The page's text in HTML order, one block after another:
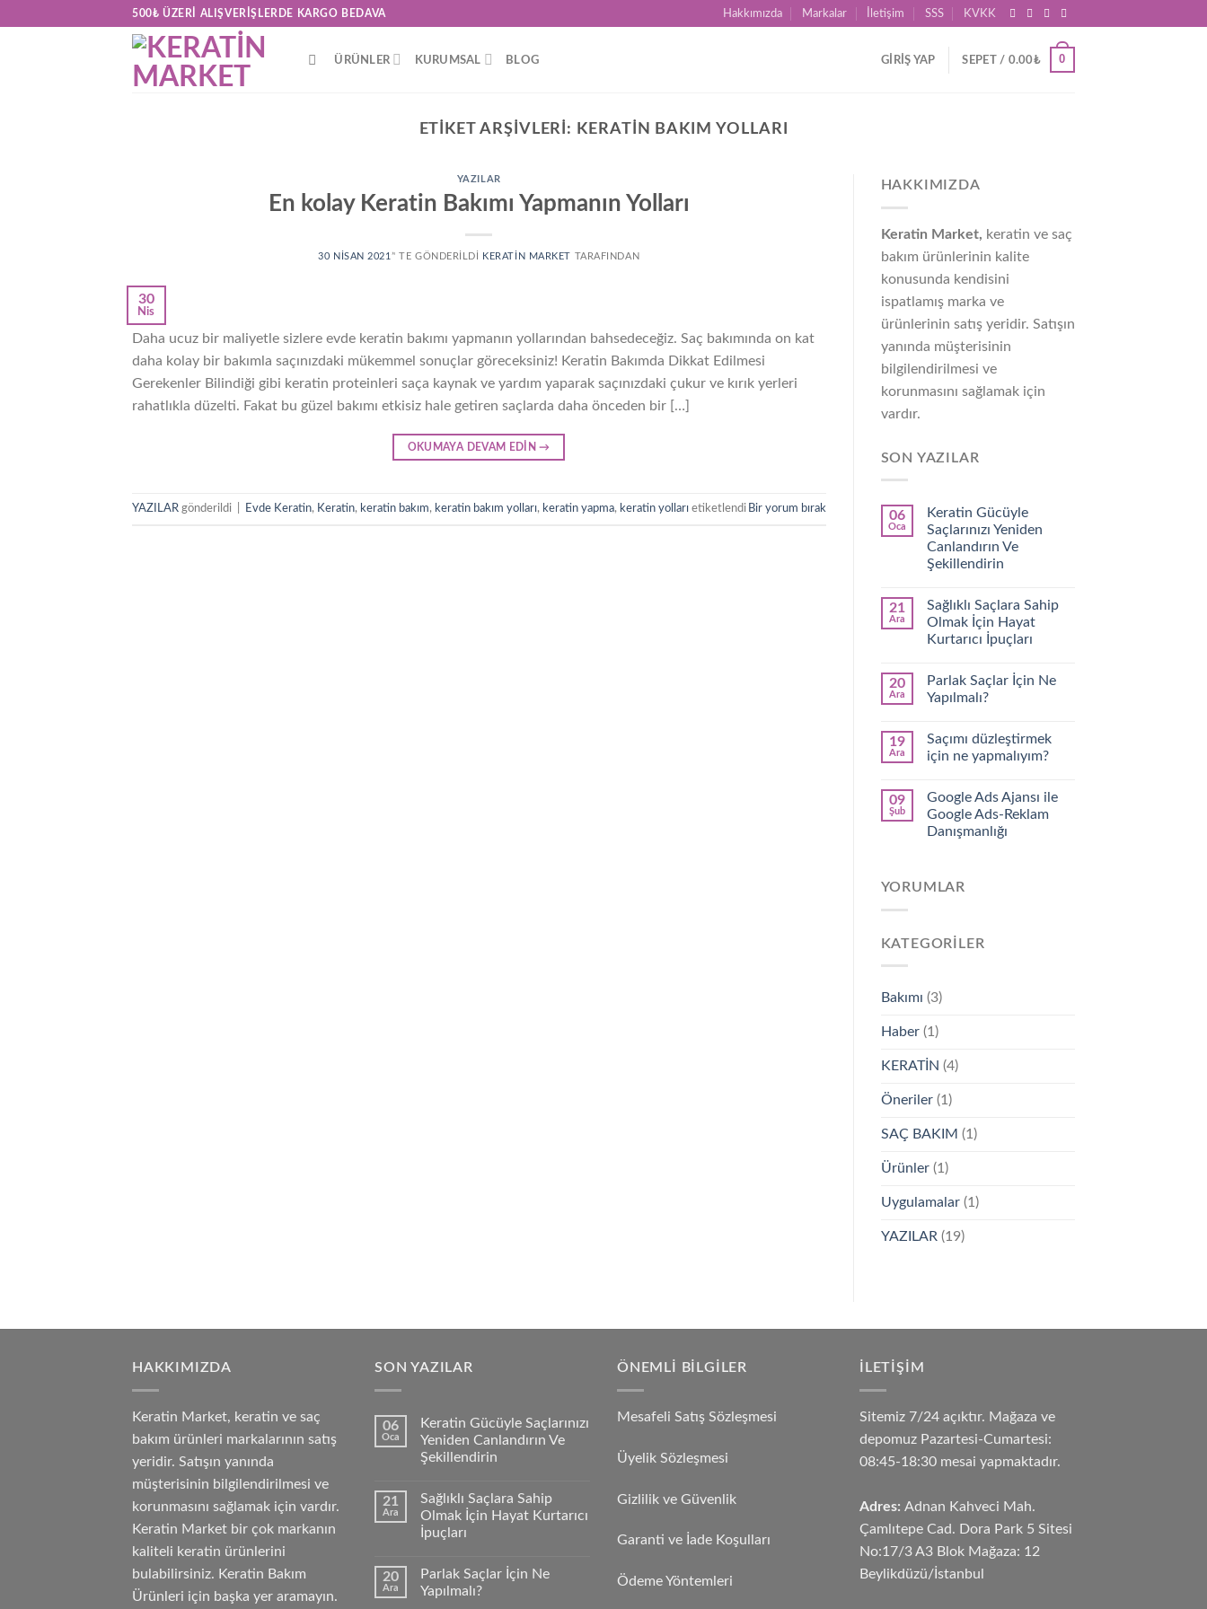
500₺ ÜZERI ALIŞVERIŞLERDE KARGO BEDAVA Hakkımızda Markalar İletişim SSS KVKK
ÜRÜNLER KURUMSAL BLOG GIRIŞ YAP SEPET / 0.00₺ 0
ETIKET ARŞIVLERI: KERATIN BAKIM YOLLARI
YAZILAR
En kolay Keratin Bakımı Yapmanın Yolları
30 NISAN 2021 ’' TE GÖNDERILDI KERATIN MARKET TARAFINDAN
30
Nis
Daha ucuz bir maliyetle sizlere evde keratin bakımı yapmanın yollarından bahsedeceğiz. Saç bakımında on kat
daha kolay bir bakımla saçınızdaki mükemmel sonuçlar göreceksiniz! Keratin Bakımda Dikkat Edilmesi
Gerekenler Bilindiği gibi keratin proteinleri saça kaynak ve yardım yaparak saçınızdaki çukur ve kırık yerleri
rahatlıkla düzelti. Fakat bu güzel bakımı etkisiz hale getiren saçlarda daha önceden bir […]
OKUMAYA DEVAM EDIN→
YAZILAR gönderildi Evde Keratin, Keratin, keratin bakım, keratin bakım yolları, keratin yapma, keratin yolları etiketlendi Bir yorum bırak
HAKKIMIZDA
Keratin Market, keratin ve saç
bakım ürünlerinin kalite
konusunda kendisini
ispatlamış marka ve
ürünlerinin satış yeridir. Satışın
yanında müşterisinin
bilgilendirilmesi ve
korunmasını sağlamak için
vardır.
SON YAZILAR
06
Oca
Keratin Gücüyle
Saçlarınızı Yeniden
Canlandırın Ve
Şekillendirin
21
Ara
Sağlıklı Saçlara Sahip
Olmak İçin Hayat
Kurtarıcı İpuçları
20
Ara
Parlak Saçlar İçin Ne
Yapılmalı?
19
Ara
Saçımı düzleştirmek
için ne yapmalıyım?
09
Şub
Google Ads Ajansı ile
Google Ads-Reklam
Danışmanlığı
YORUMLAR
KATEGORILER
Bakımı (3)
Haber(1)
KERATİN (4)
Öneriler(1)
SAÇ BAKIM (1)
Ürünler(1)
Uygulamalar(1)
YAZILAR(19)
HAKKIMIZDA
Keratin Market, keratin ve saç
bakım ürünleri markalarının satış
yeridir. Satışın yanında
müşterisinin bilgilendirilmesi ve
korunmasını sağlamak için vardır.
Keratin Market bir çok markanın
kaliteli keratin ürünlerini
bulabilirsiniz. Keratin Bakım
Ürünleri için başka yer aramayın.
SON YAZILAR
06
Oca
Keratin Gücüyle Saçlarınızı
Yeniden Canlandırın Ve
Şekillendirin
21
Ara
Sağlıklı Saçlara Sahip
Olmak İçin Hayat Kurtarıcı
İpuçları
20
Ara
Parlak Saçlar İçin Ne
Yapılmalı?
ÖNEMLI BILGILER
Mesafeli Satış Sözleşmesi
Üyelik Sözleşmesi
Gizlilik ve Güvenlik
Garanti ve İade Koşulları
Ödeme Yöntemleri
İLETIŞIM
Sitemiz 7/24 açıktır. Mağaza ve
depomuz Pazartesi-Cumartesi:
08:45-18:30 mesai yapmaktadır.
Adres: Adnan Kahveci Mah.
Çamlıtepe Cad. Dora Park 5 Sitesi
No:17/3 A3 Blok Mağaza: 12
Beylikdüzü/İstanbul